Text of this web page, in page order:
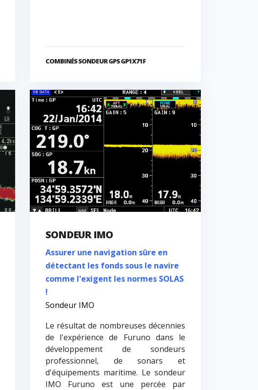
COMBINÉS SONDEUR GPS GP1X71F
SONDEUR IMO
Assurer une navigation sûre en
détectant les fonds sous le navire
comme l'exigent les normes SOLAS
!
Sondeur IMO
Le résultat de nombreuses décennies
de l'expérience de Furuno dans le
développement de sondeurs
professionnel, de sonars et
d'équipements maritime. Le sondeur
IMO Furuno est une percée par